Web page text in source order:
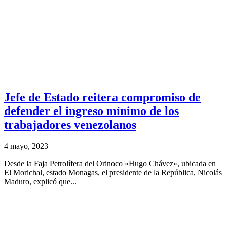
Jefe de Estado reitera compromiso de
defender el ingreso mínimo de los
trabajadores venezolanos
4 mayo, 2023
Desde la Faja Petrolífera del Orinoco «Hugo Chávez», ubicada en
El Morichal, estado Monagas, el presidente de la República, Nicolás
Maduro, explicó que...